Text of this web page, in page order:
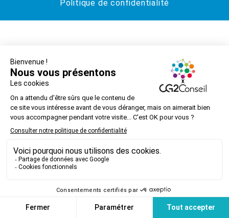
Politique de confidentialité